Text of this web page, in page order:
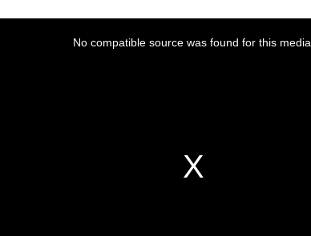
No compatible source was found for this media.